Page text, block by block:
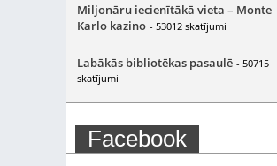
Miljonāru iecienītākā vieta – Monte
Karlo kazino - 53012 skatījumi
Labākās bibliotēkas pasaulē - 50715
skatījumi
Facebook